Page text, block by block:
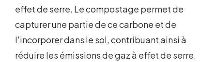
effet de serre. Le compostage permet de
capturer une partie de ce carbone et de
l'incorporer dans le sol, contribuant ainsi à
réduire les émissions de gaz à effet de serre.